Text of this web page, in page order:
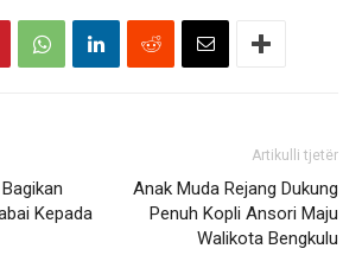
Kepada
Artikulli tjetër
Anak Muda Rejang Dukung
Penuh Kopli Ansori Maju
Walikota Bengkulu